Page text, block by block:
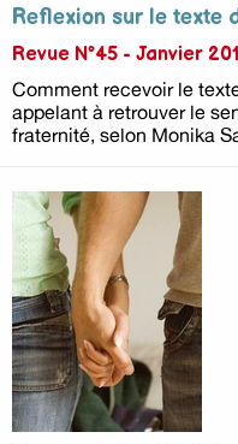
Reflexion sur le texte
Revue N°45 - Janvier
Comment recevoir le
appelant à retrouver le
fraternité, selon Monika